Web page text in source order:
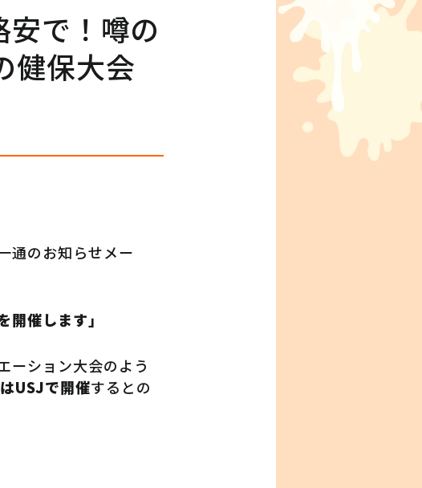
安で！噂の
健保大会
通のお知らせメー
開催します」
ーション大会のよう
USJで開催するとの